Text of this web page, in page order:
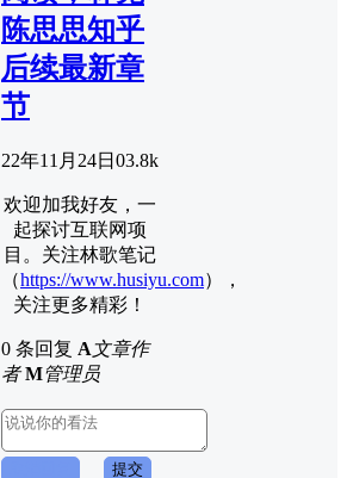
陈思思知乎
后续最新章
节
22年11月24日 03.8k
欢迎加我好友，一
起探讨互联网项
目。关注林歌笔记
（https://www.husiyu.com），
关注更多精彩！
0 条回复 A文章作
者 M管理员
提交